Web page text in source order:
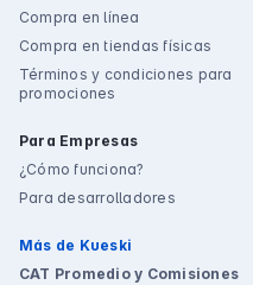
Compra en línea
Compra en tiendas físicas
Términos y condiciones para
promociones
Para Empresas
¿Cómo funciona?
Para desarrolladores
Más de Kueski
CAT Promedio y Comisiones